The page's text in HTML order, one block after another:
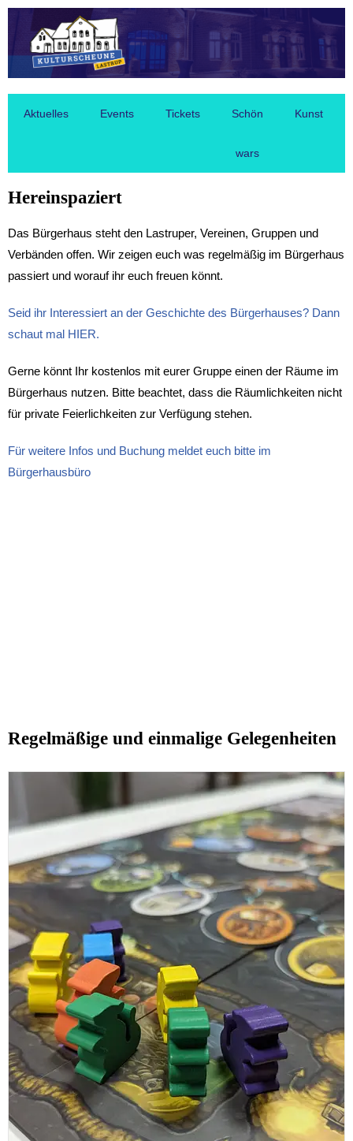
Aktuelles Events Tickets Schön
wars
Kunst
Hereinspaziert
Das Bürgerhaus steht den Lastruper, Vereinen, Gruppen und
Verbänden offen. Wir zeigen euch was regelmäßig im Bürgerhaus
passiert und worauf ihr euch freuen könnt.
Seid ihr Interessiert an der Geschichte des Bürgerhauses? Dann
schaut mal HIER.
Gerne könnt Ihr kostenlos mit eurer Gruppe einen der Räume im
Bürgerhaus nutzen. Bitte beachtet, dass die Räumlichkeiten nicht
für private Feierlichkeiten zur Verfügung stehen.
Für weitere Infos und Buchung meldet euch bitte im
Bürgerhausbüro
Regelmäßige und einmalige Gelegenheiten